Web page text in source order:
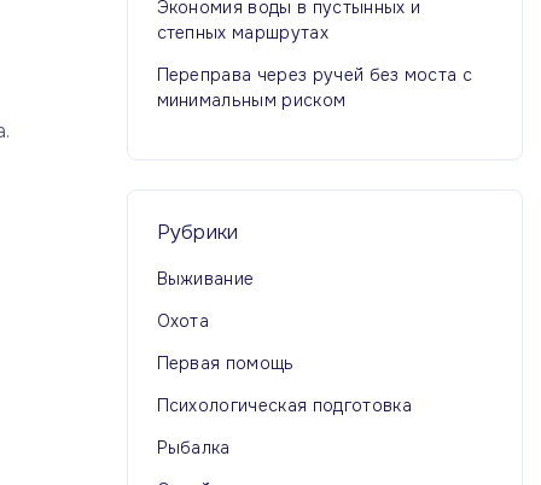
Экономия воды в пустынных и
степных маршрутах
Переправа через ручей без моста с
минимальным риском
Рубрики
Выживание
Охота
Первая помощь
Психологическая подготовка
Рыбалка